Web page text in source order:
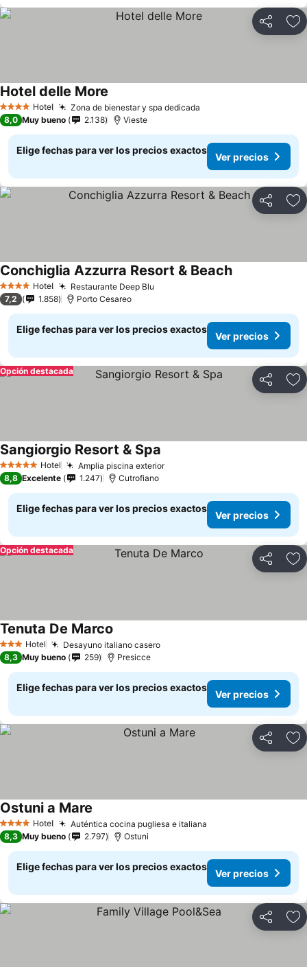
Compartir
4 EstrellasHotel Zona de bienestar y spa dedicada
Hotel delle More
8,0 Muy bueno 2.138 Vieste
Elige fechas para ver los precios exactos
Ver precios
Compartir
4 EstrellasHotel Restaurante Deep Blu
Conchiglia Azzurra Resort & Beach
7,2 1.858 Porto Cesareo
Elige fechas para ver los precios exactos
Ver precios
Compartir
Opción destacada
5 Estrellas Hotel Amplia piscina exterior
Sangiorgio Resort & Spa
8,8 Excelente 1.247 Cutrofiano
Elige fechas para ver los precios exactos
Ver precios
Compartir
Opción destacada
3 Estrellas
Hotel Desayuno italiano casero
Tenuta De Marco
8,3 Muy bueno 259 Presicce
Elige fechas para ver los precios exactos
Ver precios
Compartir
4 EstrellasHotel Auténtica cocina pugliesa e italiana
Ostuni a Mare
8,3 Muy bueno 2.797 Ostuni
Elige fechas para ver los precios exactos
Ver precios
Compartir